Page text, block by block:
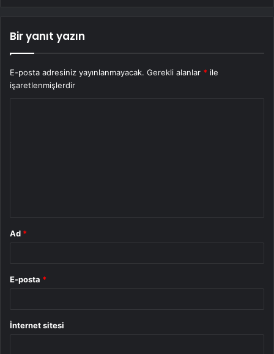
Bir yanıt yazın
E-posta adresiniz yayınlanmayacak. Gerekli alanlar * ile
işaretlenmişlerdir
Ad *
E-posta *
İnternet sitesi